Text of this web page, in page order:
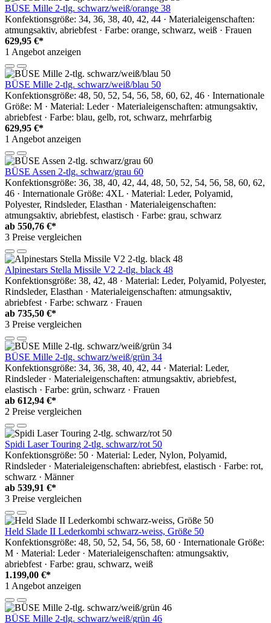
BÜSE Mille 2-tlg. schwarz/weiß/orange 38
Konfektionsgröße: 34, 36, 38, 40, 42, 44 · Materialeigenschaften:
atmungsaktiv, abriebfest · Farbe: orange, schwarz, weiß · Frauen
629,95 €*
1 Angebot anzeigen
BÜSE Mille 2-tlg. schwarz/weiß/blau 50
Konfektionsgröße: 48, 50, 52, 54, 56, 58, 60, 62, 46 · Internationale
Größe: M · Material: Leder · Materialeigenschaften: atmungsaktiv,
abriebfest · Farbe: blau, gelb, rot, schwarz, mehrfarbig
629,95 €*
1 Angebot anzeigen
BÜSE Assen 2-tlg. schwarz/grau 60
Konfektionsgröße: 36, 38, 40, 42, 44, 48, 50, 52, 54, 56, 58, 60, 62,
46 · Internationale Größe: 4XL · Material: Leder, Polyamid,
Polyester, Rindsleder, Elasthan · Materialeigenschaften:
atmungsaktiv, abriebfest, elastisch · Farbe: grau, schwarz
ab 550,76 €*
3 Preise vergleichen
Alpinestars Stella Missile V2 2-tlg. black 48
Konfektionsgröße: 38, 42, 48 · Material: Leder, Polyamid, Polyester,
Rindsleder, Elasthan · Materialeigenschaften: atmungsaktiv,
abriebfest · Farbe: schwarz · Frauen
ab 735,50 €*
3 Preise vergleichen
BÜSE Mille 2-tlg. schwarz/weiß/grün 34
Konfektionsgröße: 34, 36, 38, 40, 42, 44 · Material: Leder,
Rindsleder · Materialeigenschaften: atmungsaktiv, abriebfest,
elastisch · Farbe: grün, schwarz · Frauen
ab 612,94 €*
2 Preise vergleichen
Spidi Laser Touring 2-tlg. schwarz/rot 50
Konfektionsgröße: 50 · Material: Leder, Nylon, Polyamid,
Rindsleder · Materialeigenschaften: abriebfest, elastisch · Farbe: rot,
schwarz · Männer
ab 539,91 €*
3 Preise vergleichen
Held Slade II Lederkombi schwarz-weiss, Größe 50
Konfektionsgröße: 48, 50, 52, 54, 56, 58, 60 · Internationale Größe:
M · Material: Leder · Materialeigenschaften: atmungsaktiv,
abriebfest · Farbe: grau, schwarz, weiß
1.199,00 €*
1 Angebot anzeigen
BÜSE Mille 2-tlg. schwarz/weiß/grün 46